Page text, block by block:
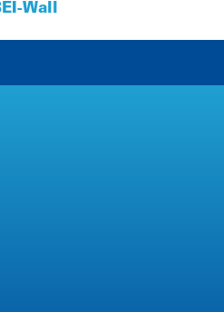
Wall